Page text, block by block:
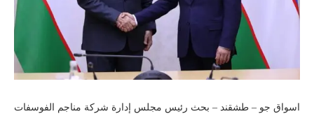
اسواق جو – طشقند – بحث رئيس مجلس إدارة شركة مناجم الفوسفات